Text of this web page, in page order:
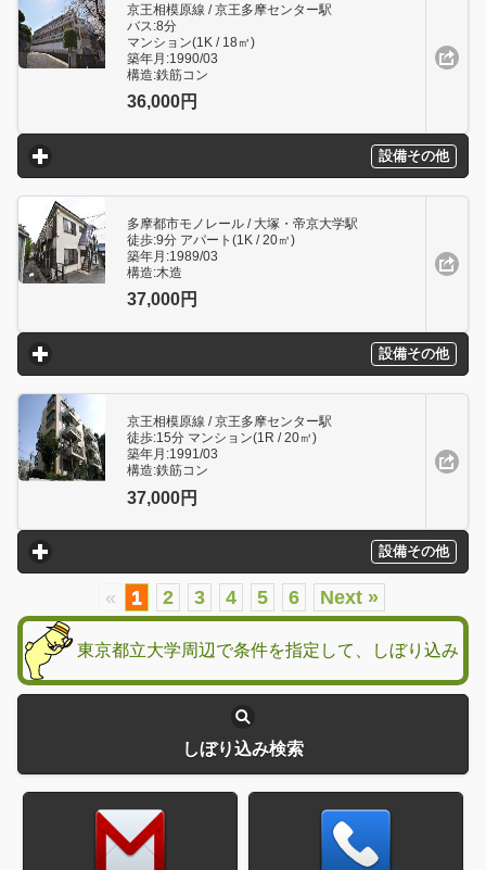
京王相模原線 / 京王多摩センター駅
バス:8分
マンション(1K / 18㎥)
築年月:1990/03
構造:鉄筋コン
36,000円
設備その他
click to expand contents
多摩都市モノレール / 大塚・帝京大学駅
徒歩:9分 アパート(1K / 20㎥)
築年月:1989/03
構造:木造
37,000円
設備その他
click to expand contents
京王相模原線 / 京王多摩センター駅
徒歩:15分 マンション(1R / 20㎥)
築年月:1991/03
構造:鉄筋コン
37,000円
設備その他
click to expand contents
« 1 2 3 4 5 6 Next »
東京都立大学周辺で条件を指定して、しぼり込み
しぼり込み検索